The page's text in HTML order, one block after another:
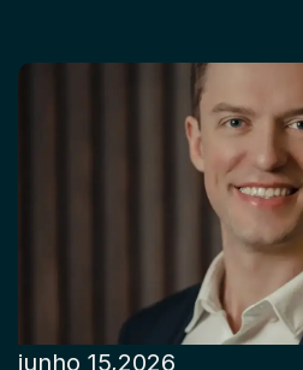
junho 15,2026